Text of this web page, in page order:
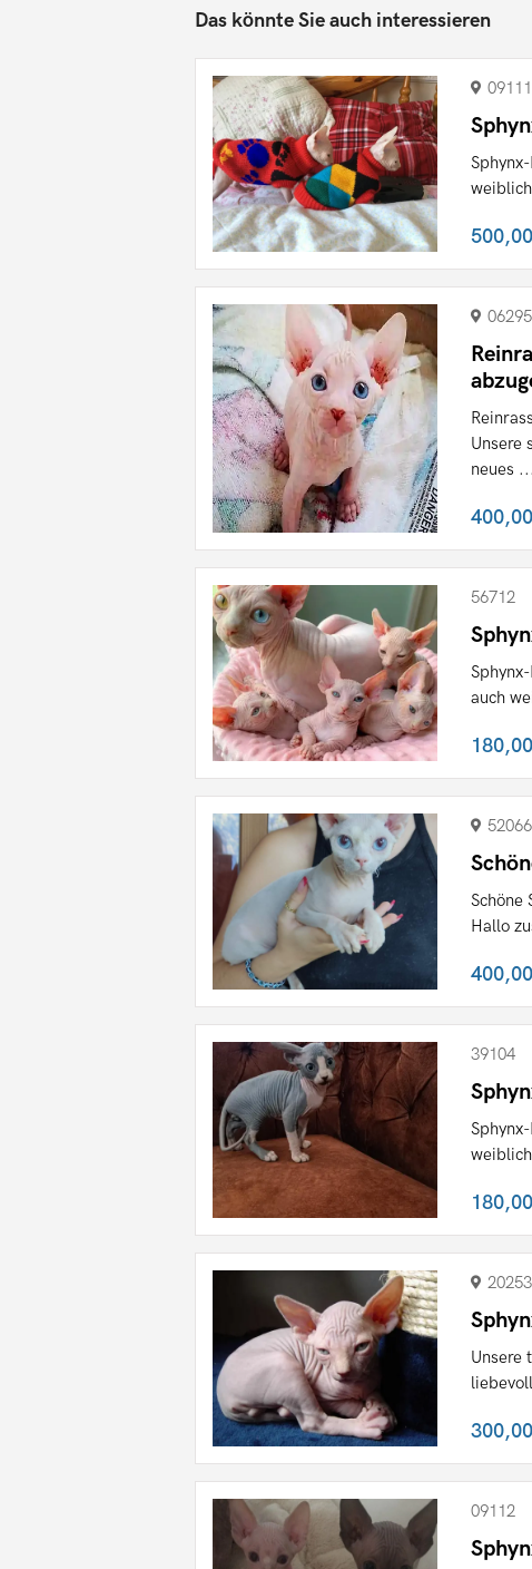
Das könnte Sie auch interessieren
Unsere
neues ...
56712
auch
Schöne
Hallo
39104
Unsere
09112